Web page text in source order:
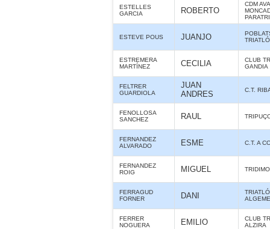
ESTELLES
GARCIA
ROBERTO
CDM
ESTEVE POUS JUANJO
TRIATLÓ
ESTREMERA
MARTÍNEZ
CECILIA
CLUB
GANDIA
FELTRER
GUARDIOLA
JUAN
ANDRES
C.T.
FENOLLOSA
SANCHEZ
RAUL
FERNANDEZ
ALVARADO
ESME C.T. A
FERNANDEZ
ROIG
MIGUEL
FERRAGUD
FORNER
DANI
FERRER
NOGUERA
EMILIO
CLUB
ALZIRA